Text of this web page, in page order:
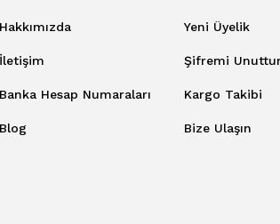
Hakkımızda
İletişim
Banka Hesap Numaraları
Blog
Yeni Üyelik
Şifremi
Kargo Takibi
Bize Ulaşın